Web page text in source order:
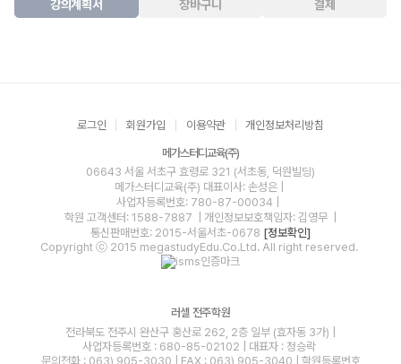
강의계획서 장바구니 결제
로그인 회원가입 이용약관 개인정보처리방침
메가스터디교육(주)
06643 서울 서초구 효령로 321 (서초동, 덕원빌딩)
메가스터디교육(주) 대표이사: 손성은 |
사업자등록번호: 780-87-00034
학원 고객센터: 1588-7887
| 개인정보보호책임자: 김영무
통신판매번호: 2015-서울서초-0678 [정보확인]
Copyright ⓒ 2015 megastudyEdu.Co.Ltd. All right reserved.
러셀 전주학원
전라북도 전주시 완산구 홍산로 262, 2층 일부 (효자동 3가) |
사업자등록번호 : 680-85-02102 | 대표자 : 정승락
문의전화 : 063) 905-3030 | FAX : 063) 905-3040 | 학원등록번호